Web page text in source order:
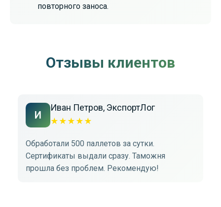
повторного заноса.
Отзывы клиентов
И
Иван Петров, ЭкспортЛог
★ ★ ★ ★ ★
Обработали 500 паллетов за сутки.
Сертификаты выдали сразу. Таможня
прошла без проблем. Рекомендую!